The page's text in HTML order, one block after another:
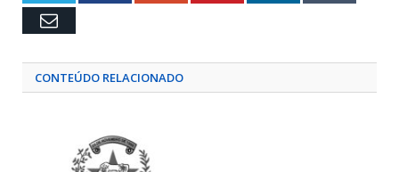
Email
CONTEÚDO RELACIONADO